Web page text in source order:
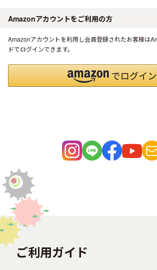
Amazonアカウントをご利用の方
Amazonアカウントを利用し会員登録されたお客様は
ドでログインできます。
ご利用ガイド